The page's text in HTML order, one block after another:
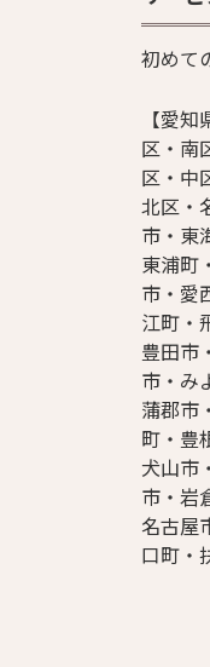
初めて
【愛
区・南
区・中
北区・
市・東
東浦町
市・愛
江町・
豊田市
市・み
蒲郡市
町・豊
犬山市
市・岩
名古屋
口町・